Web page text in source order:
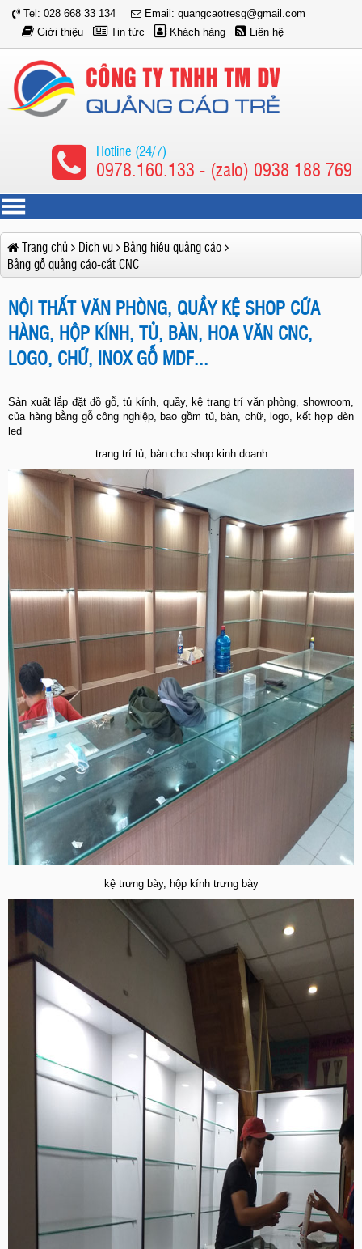
Tel: 028 668 33 134
Email: quangcaotresg@gmail.com
Giới thiệu
Tin tức Khách hàng Liên hệ
Hotline (24/7)
0978.160.133 - (zalo) 0938 188 769
Trang chủ Dịch vụ
Bảng hiệu quảng cáo
Bảng gỗ quảng cáo-cắt CNC
NỘI THẤT VĂN PHÒNG, QUẦY KỆ SHOP CỮA
HÀNG, HỘP KÍNH, TỦ, BÀN, HOA VĂN CNC,
LOGO, CHỮ, INOX GỖ MDF...
Sản xuất lắp đặt đồ gỗ, tủ kính, quầy, kệ trang trí văn phòng, showroom,
của hàng bằng gỗ công nghiệp, bao gồm tủ, bàn, chữ, logo, kết hợp đèn
led
trang trí tủ, bàn cho shop kinh doanh
kệ trưng bày, hộp kính trưng bày